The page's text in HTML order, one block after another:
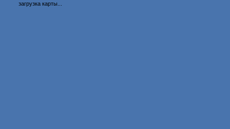
загрузка карты...